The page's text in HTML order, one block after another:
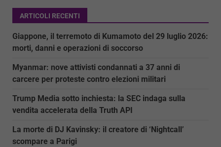
ARTICOLI RECENTI
Giappone, il terremoto di Kumamoto del 29 luglio 2026:
morti, danni e operazioni di soccorso
Myanmar: nove attivisti condannati a 37 anni di
carcere per proteste contro elezioni militari
Trump Media sotto inchiesta: la SEC indaga sulla
vendita accelerata della Truth API
La morte di DJ Kavinsky: il creatore di ‘Nightcall’
scompare a Parigi